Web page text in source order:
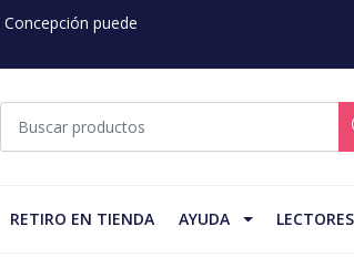
puede
RETIRO EN TIENDA AYUDA